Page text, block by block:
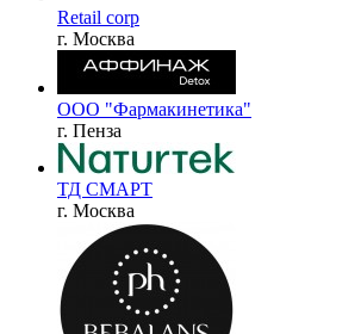
Retail corp
г. Москва
ООО "Фармакинетика"
г. Пенза
ТД СМАРТ
г. Москва